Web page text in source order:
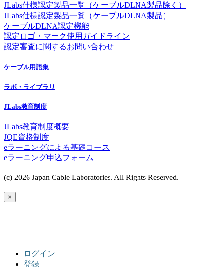
JLabs仕様認定製品一覧（ケーブルDLNA製品除く）
JLabs仕様認定製品一覧（ケーブルDLNA製品）
ケーブルDLNA認定機能
認定ロゴ・マーク使用ガイドライン
認定審査に関するお問い合わせ
ケーブル用語集
ラボ・ライブラリ
JLabs教育制度
JLabs教育制度概要
JQE資格制度
eラーニングによる基礎コース
eラーニング申込フォーム
(c) 2026 Japan Cable Laboratories. All Rights Reserved.
×
ログイン
登録